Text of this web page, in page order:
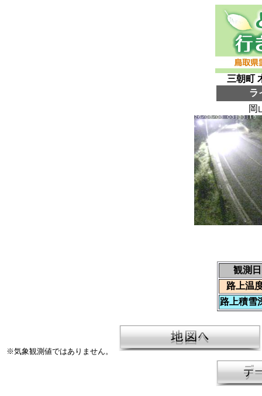
三朝町
ラ
岡
観測
路上温
路上積雪
※気象観測値ではありません。